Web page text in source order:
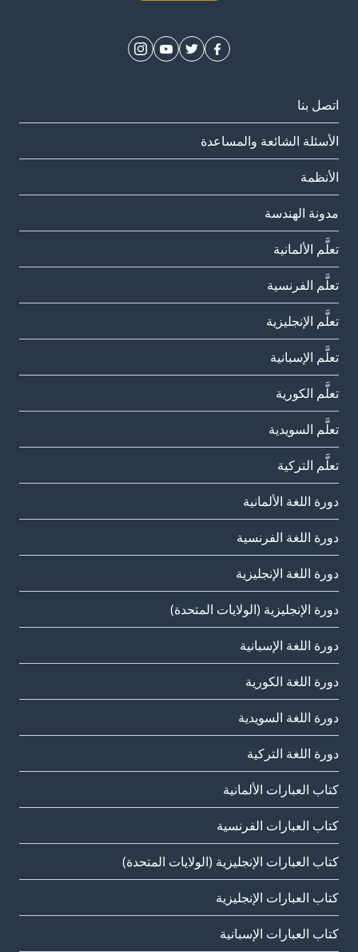
اتصل بنا
الأسئلة الشائعة والمساعدة
الأنظمة
مدونة الهندسة
تعلَّم الألمانية
تعلَّم الفرنسية
تعلَّم الإنجليزية
تعلَّم الإسبانية
تعلَّم الكورية
تعلَّم السويدية
تعلَّم التركية
دورة اللغة الألمانية
دورة اللغة الفرنسية
دورة اللغة الإنجليزية
دورة الإنجليزية (الولايات المتحدة)
دورة اللغة الإسبانية
دورة اللغة الكورية
دورة اللغة السويدية
دورة اللغة التركية
كتاب العبارات الألمانية
كتاب العبارات الفرنسية
كتاب العبارات الإنجليزية (الولايات المتحدة)
كتاب العبارات الإنجليزية
كتاب العبارات الإسبانية